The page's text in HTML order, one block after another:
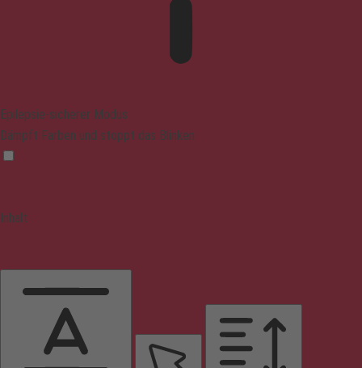
Epilepsie-sicherer Modus
Dämpft Farben und stoppt das Blinken
Inhalt